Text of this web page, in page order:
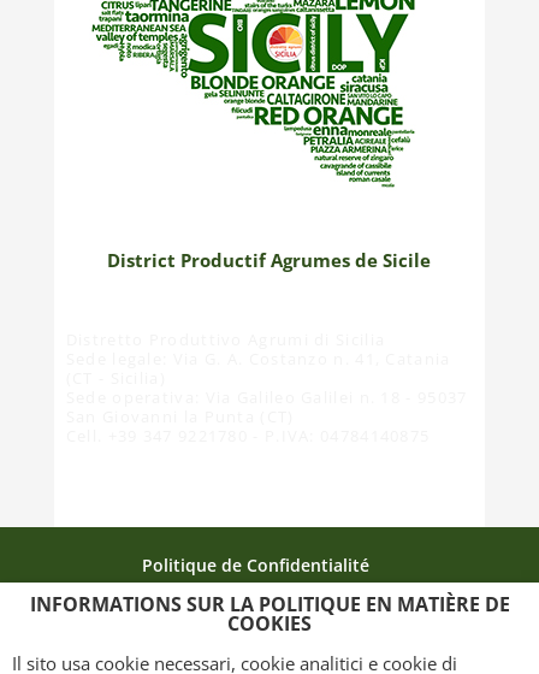
District Productif Agrumes de Sicile
Politique de Confidentialité
Politique relative aux cookies
La carte du site
INFORMATIONS SUR LA POLITIQUE EN MATIÈRE DE
COOKIES
Il sito usa cookie necessari, cookie analitici e cookie di